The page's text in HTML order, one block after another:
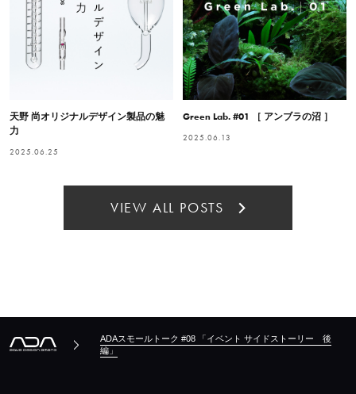
天野 尚オリジナルデザイン製品の魅
力
2025.06.25
Green Lab. #01 ［ アンブラの沼 ］
2025.06.13
VIEW ALL POSTS
ADAスモールトーク #08 「イベント サイドストーリー 後
編」